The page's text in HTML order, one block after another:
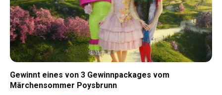
Gewinnt eines von 3 Gewinnpackages vom
Märchensommer Poysbrunn